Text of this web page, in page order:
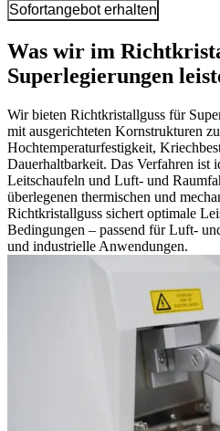
Sofortangebot erhalten
Was wir im
Superlegierungen
Wir bieten Richtkristallguss für
mit ausgerichteten Kornstrukturen
Hochtemperaturfestigkeit,
Dauerhaltbarkeit. Das Verfahren ist
Leitschaufeln und Luft- und
überlegenen thermischen und
Richtkristallguss sichert optimale
Bedingungen – passend für Luft-
und industrielle Anwendungen.